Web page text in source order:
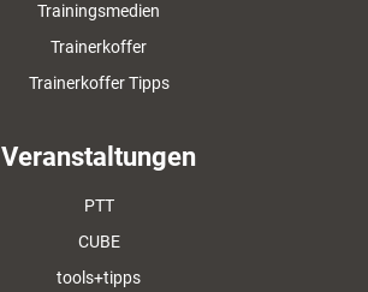
Trainingsmedien
Trainerkoffer
Trainerkoffer Tipps
Veranstaltungen
PTT
CUBE
tools+tipps